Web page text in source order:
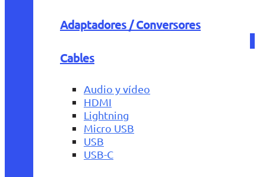
Adaptadores / Conversores
Cables
Audio y vídeo
HDMI
Lightning
Micro USB
USB
USB-C